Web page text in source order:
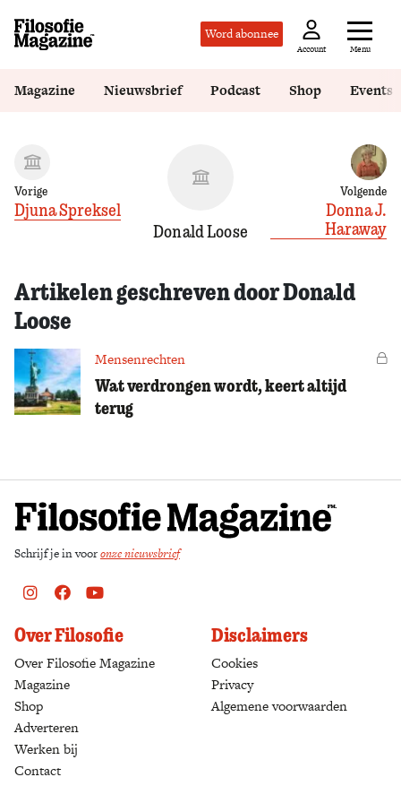
Word abonnee
Account Menu
Magazine Nieuwsbrief Podcast Shop Events
Vorige
Djuna Spreksel
Donald Loose
Volgende
Donna J.
Haraway
Artikelen geschreven door Donald
Loose
Mensenrechten
Wat verdrongen wordt, keert altijd
terug
Schrijf je in vooronze nieuwsbrief
Instagram
FacebookYoutube
Over Filosofie
Over Filosofie Magazine
Magazine
Shop
Adverteren
Werken bij
Contact
Disclaimers
Cookies
Privacy
Algemene voorwaarden